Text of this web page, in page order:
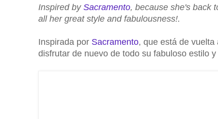
Inspired by Sacramento, because she's back
all her great style and fabulousness!.
Inspirada por Sacramento, que está de vuelta
disfrutar de nuevo de todo su fabuloso estilo